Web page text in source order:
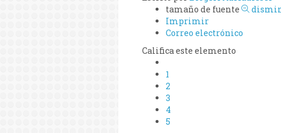
tamaño de fuente
Imprimir
Correo electrónico
Califica este elemento
1
2
3
4
5